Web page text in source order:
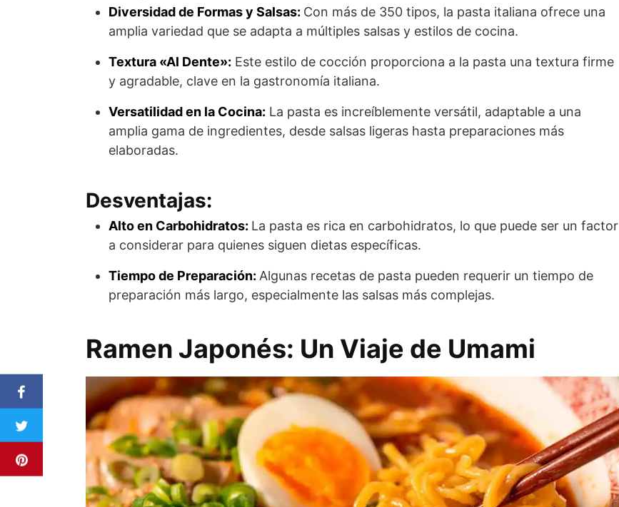
Diversidad de Formas y Salsas: Con más de 350 tipos, la pasta italiana ofrece una
amplia variedad que se adapta a múltiples salsas y estilos de cocina.
Textura «Al Dente»: Este estilo de cocción proporciona a la pasta una textura firme
y agradable, clave en la gastronomía italiana.
Versatilidad en la Cocina: La pasta es increíblemente versátil, adaptable a una
amplia gama de ingredientes, desde salsas ligeras hasta preparaciones más
elaboradas.
Desventajas:
Alto en Carbohidratos: La pasta es rica en carbohidratos, lo que puede ser un factor
a considerar para quienes siguen dietas específicas.
Tiempo de Preparación: Algunas recetas de pasta pueden requerir un tiempo de
preparación más largo, especialmente las salsas más complejas.
Ramen Japonés: Un Viaje de Umami